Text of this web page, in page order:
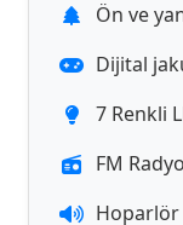
Ön ve
Dijital
7 Renkli
FM Radyo
Hoparlör